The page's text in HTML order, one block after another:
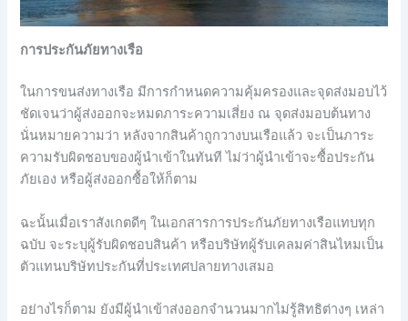
การประกันภัยทางเรือ
ในการขนส่งทางเรือ มีการกำหนดความคุ้มครองและจุดส่งมอบไว้
ชัดเจนว่าผู้ส่งออกจะหมดภาระความเสี่ยง ณ จุดส่งมอบต้นทาง
นั่นหมายความว่า หลังจากสินค้าถูกวางบนเรือแล้ว จะเป็นภาระ
ความรับผิดชอบของผู้นำเข้าในทันที ไม่ว่าผู้นำเข้าจะซื้อประกัน
ภัยเอง หรือผู้ส่งออกซื้อให้ก็ตาม
ฉะนั้นเมื่อเราสังเกตดีๆ ในเอกสารการประกันภัยทางเรือแทบทุก
ฉบับ จะระบุผู้รับผิดชอบสินค้า หรือบริษัทผู้รับเคลมค่าสินไหมเป็น
ตัวแทนบริษัทประกันที่ประเทศปลายทางเสมอ
อย่างไรก็ตาม ยังมีผู้นำเข้าส่งออกจำนวนมากไม่รู้สิทธิต่างๆ เหล่า